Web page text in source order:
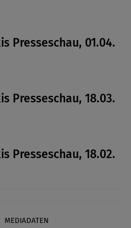
Presseschau, 01.04.
Presseschau, 18.03.
Presseschau, 18.02.
MEDIADATEN